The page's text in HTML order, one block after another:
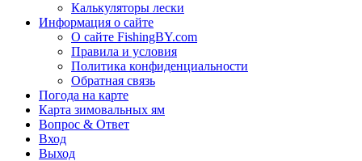
Калькуляторы лески
Информация о сайте
О сайте FishingBY.com
Правила и условия
Политика конфиденциальности
Обратная связь
Погода на карте
Карта зимовальных ям
Вопрос & Ответ
Вход
Выход